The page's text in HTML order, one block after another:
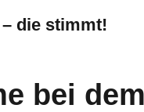
die stimmt!
bei